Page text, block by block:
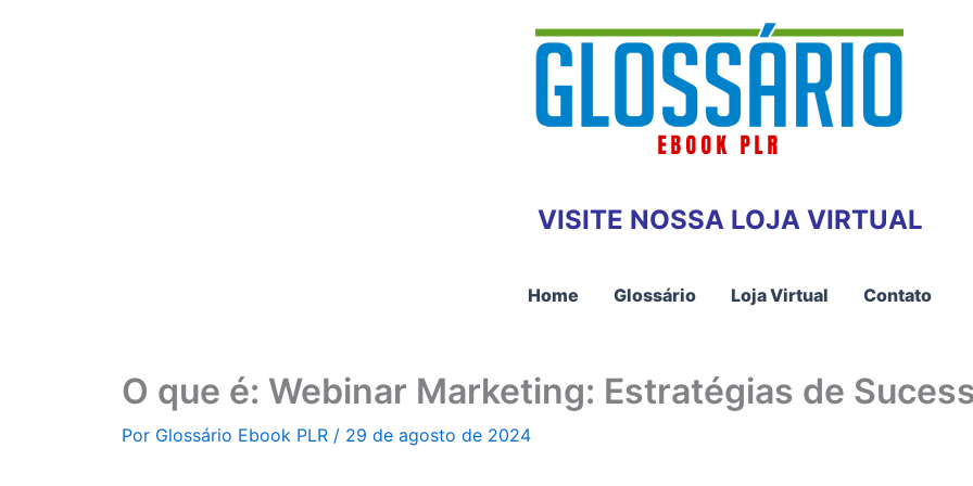
VISITE NOSSA LOJA VIRTUAL
Home Glossário Loja Virtual Contato
O que é: Webinar Marketing: Estratégias de
Por Glossário Ebook PLR / 29 de agosto de 2024